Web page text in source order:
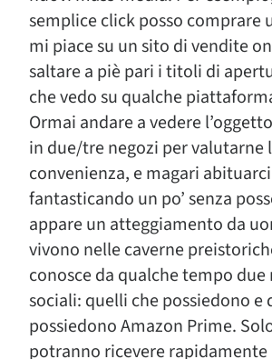
semplice click posso comprare
mi piace su un sito di vendite
saltare a piè pari i titoli di
che vedo su qualche
Ormai andare a vedere
in due/tre negozi per valutarne
convenienza, e magari
fantasticando un po’ senza
appare un atteggiamento da
vivono nelle caverne
conosce da qualche tempo due
sociali: quelli che possiedono e
possiedono Amazon Prime.
potranno ricevere